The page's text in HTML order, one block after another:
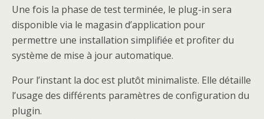
Une fois la phase de test terminée, le plug-in sera
disponible via le magasin d’application pour
permettre une installation simplifiée et profiter du
système de mise à jour automatique.
Pour l’instant la doc est plutôt minimaliste. Elle détaille
l’usage des différents paramètres de configuration du
plugin.